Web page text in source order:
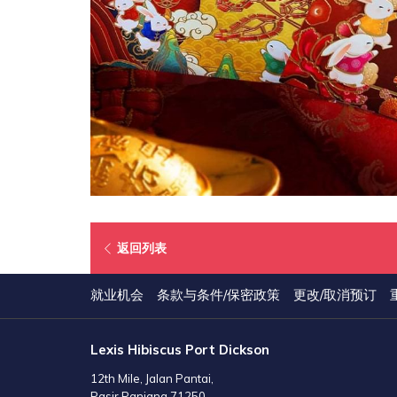
返回列表在
标
中
打
就业机会 条款与条件/保密政策 更改/取消预订
Lexis Hibiscus Port Dickson
12th Mile, Jalan Pantai,